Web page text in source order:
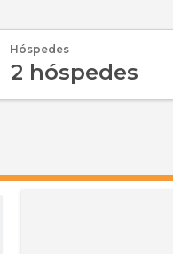
Hóspedes
2 hóspedes